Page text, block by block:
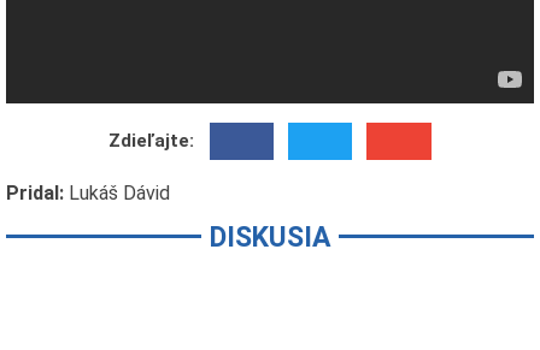
Zdieľajte:
Pridal: Lukáš Dávid
DISKUSIA